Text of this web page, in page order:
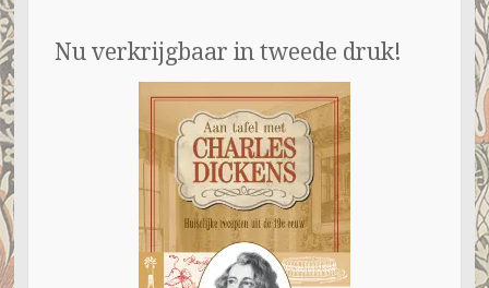
Nu verkrijgbaar in tweede druk!